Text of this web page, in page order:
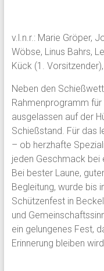
v.l.n.r.: Marie Gröper,
Wöbse, Linus Bahrs,
Kück (1.
Neben den
Rahmenprogramm
ausgelassen auf der
Schießstand. Für das
– ob herzhafte
jeden Geschmack bei
Bei bester Laune,
Begleitung, wurde bis
Schützenfest in
und
ein gelungenes Fest,
Erinnerung bleiben wird.